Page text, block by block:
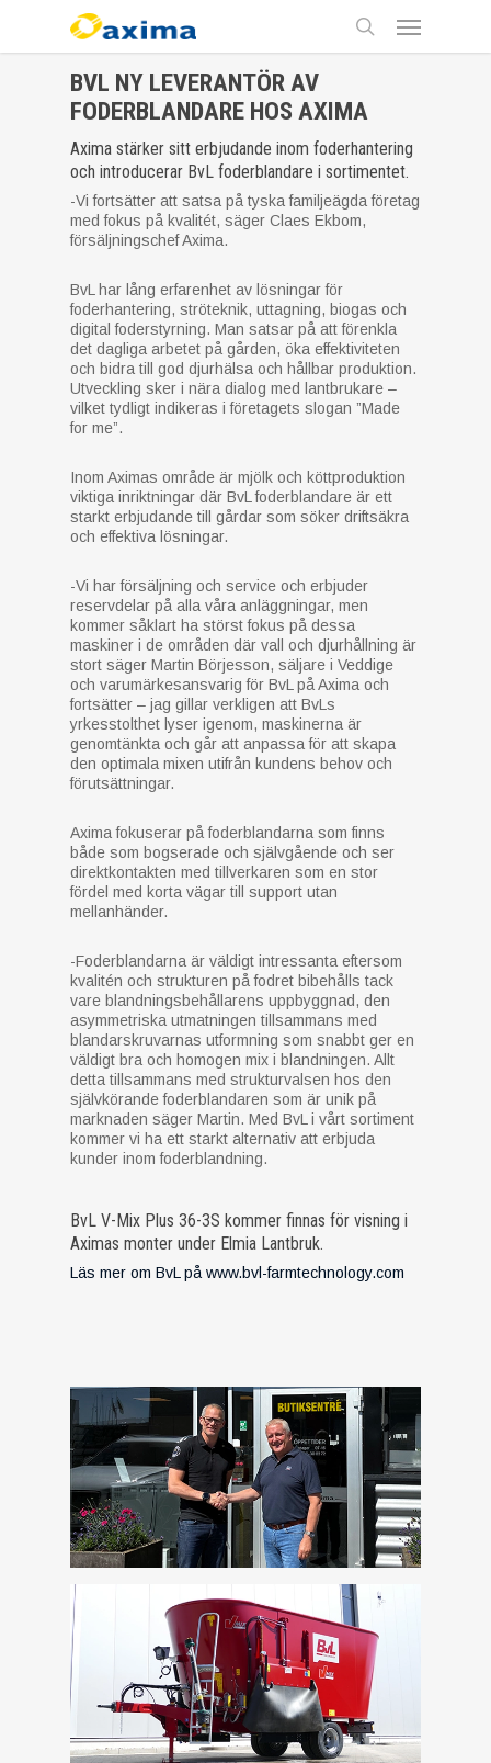
search
Menu
BVL NY LEVERANTÖR AV
FODERBLANDARE HOS AXIMA
Axima stärker sitt erbjudande inom foderhantering
och introducerar BvL foderblandare i sortimentet.
-Vi fortsätter att satsa på tyska familjeägda företag
med fokus på kvalitét, säger Claes Ekbom,
försäljningschef Axima.
BvL har lång erfarenhet av lösningar för
foderhantering, ströteknik, uttagning, biogas och
digital foderstyrning. Man satsar på att förenkla
det dagliga arbetet på gården, öka effektiviteten
och bidra till god djurhälsa och hållbar produktion.
Utveckling sker i nära dialog med lantbrukare –
vilket tydligt indikeras i företagets slogan ”Made
for me”.
Inom Aximas område är mjölk och köttproduktion
viktiga inriktningar där BvL foderblandare är ett
starkt erbjudande till gårdar som söker driftsäkra
och effektiva lösningar.
-Vi har försäljning och service och erbjuder
reservdelar på alla våra anläggningar, men
kommer såklart ha störst fokus på dessa
maskiner i de områden där vall och djurhållning är
stort säger Martin Börjesson, säljare i Veddige
och varumärkesansvarig för BvL på Axima och
fortsätter – jag gillar verkligen att BvLs
yrkesstolthet lyser igenom, maskinerna är
genomtänkta och går att anpassa för att skapa
den optimala mixen utifrån kundens behov och
förutsättningar.
Axima fokuserar på foderblandarna som finns
både som bogserade och självgående och ser
direktkontakten med tillverkaren som en stor
fördel med korta vägar till support utan
mellanhänder.
-Foderblandarna är väldigt intressanta eftersom
kvalitén och strukturen på fodret bibehålls tack
vare blandningsbehållarens uppbyggnad, den
asymmetriska utmatningen tillsammans med
blandarskruvarnas utformning som snabbt ger en
väldigt bra och homogen mix i blandningen. Allt
detta tillsammans med strukturvalsen hos den
självkörande foderblandaren som är unik på
marknaden säger Martin. Med BvL i vårt sortiment
kommer vi ha ett starkt alternativ att erbjuda
kunder inom foderblandning.
BvL V-Mix Plus 36-3S kommer finnas för visning i
Aximas monter under Elmia Lantbruk.
Läs mer om BvL på www.bvl-farmtechnology.com